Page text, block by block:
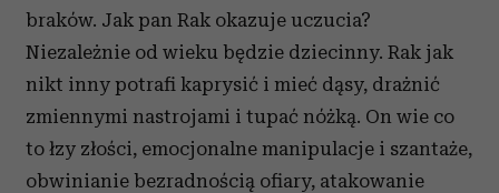
braków. Jak pan Rak okazuje uczucia?
Niezależnie od wieku będzie dziecinny. Rak jak
nikt inny potrafi kaprysić i mieć dąsy, drażnić
zmiennymi nastrojami i tupać nóżką. On wie co
to łzy złości, emocjonalne manipulacje i szantaże,
obwinianie bezradnością ofiary, atakowanie